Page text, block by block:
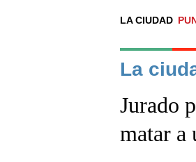
LA CIUDAD
Noticias
La
Jurado
matar a